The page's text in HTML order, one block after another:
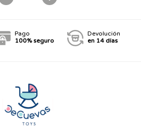
Pago
100% seguro
Devolución
en 14 días